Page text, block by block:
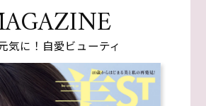
気に！自愛ビューティ